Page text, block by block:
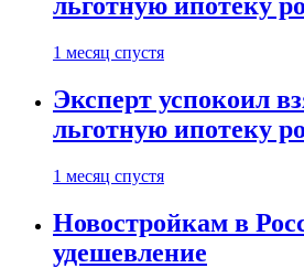
1 месяц спустя
Эксперт успокоил
льготную ипотеку
1 месяц спустя
Новостройкам в
удешевление